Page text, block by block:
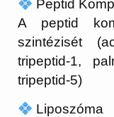
Peptid
A peptid
szintézisét
tripeptid-1,
tripeptid-5)
Liposzóma